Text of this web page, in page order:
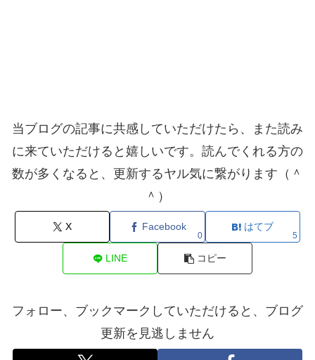
当ブログの記事に共感していただけたら、また読み
に来ていただけると嬉しいです。読んでくれる方の
数が多くなると、更新するヤル気に繋がります（＾
＾）
X Facebook
0
はてブ
5
LINE コピー
フォロー、ブックマークしていただけると、ブログ
更新を見逃しません